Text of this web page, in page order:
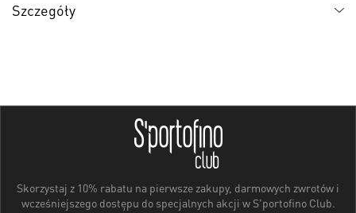
Szczegóły
Skorzystaj z 10% rabatu na pierwsze zakupy, darmowych zwrotów i
wcześniejszego dostępu do specjalnych akcji w S'portofino Club.